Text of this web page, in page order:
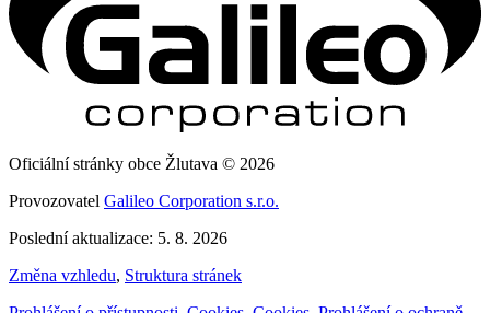
Oficiální stránky obce Žlutava © 2026
Provozovatel Galileo Corporation s.r.o.
Poslední aktualizace: 5. 8. 2026
Změna vzhledu, Struktura stránek